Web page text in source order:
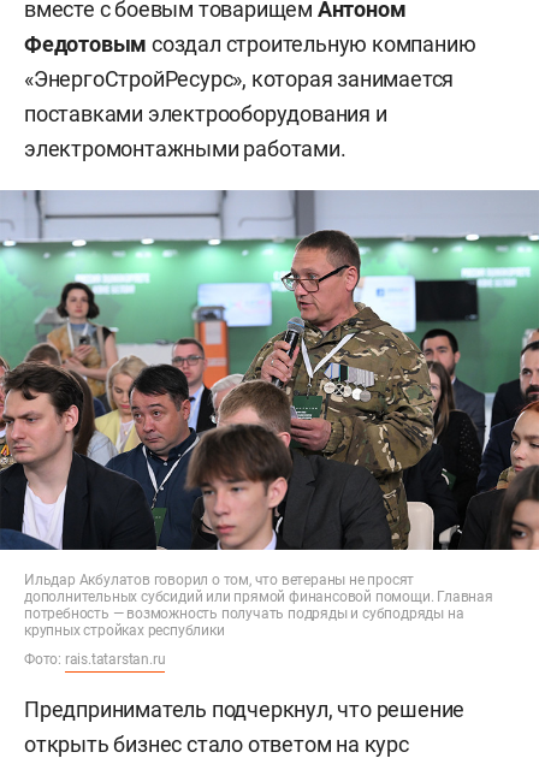
вместе с боевым товарищем Антоном
Федотовымсоздал строительную компанию
«ЭнергоСтройРесурс», которая занимается
поставками электрооборудования и
электромонтажными работами.
Ильдар Акбулатов говорил о том, что ветераны не просят
дополнительных субсидий или прямой финансовой помощи. Главная
потребность — возможность получать подряды и субподряды на
крупных стройках республики
Фото: rais.tatarstan.ru
Предприниматель подчеркнул, что решение
открыть бизнес стало ответом на курс